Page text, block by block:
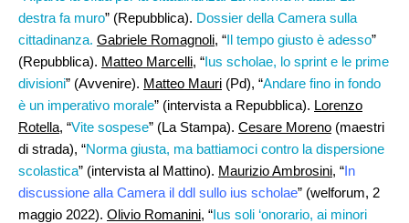
destra fa muro” (Repubblica). Dossier della Camera sulla
cittadinanza. Gabriele Romagnoli, “Il tempo giusto è adesso”
(Repubblica). Matteo Marcelli, “Ius scholae, lo sprint e le prime
divisioni” (Avvenire). Matteo Mauri (Pd), “Andare fino in fondo
è un imperativo morale” (intervista a Repubblica). Lorenzo
Rotella, “Vite sospese” (La Stampa). Cesare Moreno (maestri
di strada), “Norma giusta, ma battiamoci contro la dispersione
scolastica” (intervista al Mattino). Maurizio Ambrosini, “In
discussione alla Camera il ddl sullo ius scholae” (welforum, 2
maggio 2022). Olivio Romanini, “Ius soli ‘onorario, ai minori